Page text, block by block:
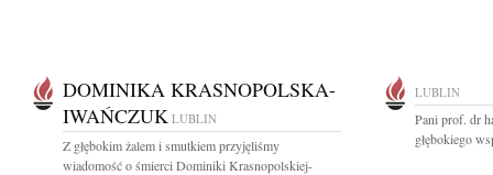
DOMINIKA KRASNOPOLSKA-
IWAŃCZUK LUBLIN
Z głębokim żalem i smutkiem przyjęliśmy
wiadomość o śmierci Dominiki Krasnopolskiej-
LUBLIN
Pani prof. dr
głębokiego